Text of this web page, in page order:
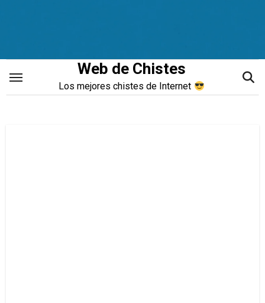
Web de Chistes
Los mejores chistes de Internet